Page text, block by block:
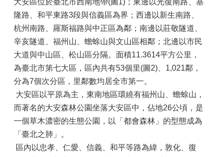
大安區位於臺北市西南地帶(圖1)；東邊以光復南路、基
隆路、和平東路3段與信義區為界；西邊以新生南路、
杭州南路、羅斯福路與中正區為鄰；南邊以莊敬隧道、
辛亥隧道、福州山、蟾蜍山與文山區相鄰；北邊以市民
大道與中山區、松山區分隔。面積11.3614平方公里，
為臺北市第七大區，區內共有53個里(圖2)、1,021鄰，
分為7個次分區，里鄰數均居全市第一。
大安區以平原為主，東南地區環繞有福州山、蟾蜍山，
而著名的大安森林公園坐落大安區中，佔地26公頃，是
一個草木濃密的生態公園，以「都會森林」的型態成為
「臺北之肺」。
區內以忠孝、仁愛、信義、和平等路為緯，敦化、復